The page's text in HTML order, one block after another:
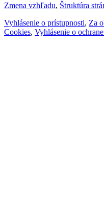
Zmena vzhľadu, Štruktúra
Vyhlásenie o prístupnosti, Za
Cookies, Vyhlásenie o